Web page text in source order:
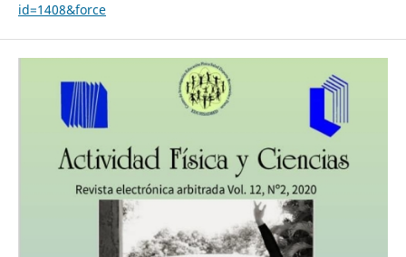
id=1408&force